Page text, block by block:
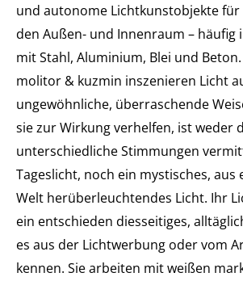
und autonome Lichtkunstobjekte für
den Außen- und Innenraum – häufig
mit Stahl, Aluminium, Blei und Beton.
molitor & kuzmin inszenieren Licht
ungewöhnliche, überraschende
sie zur Wirkung verhelfen, ist weder
unterschiedliche Stimmungen
Tageslicht, noch ein mystisches, aus
Welt herüberleuchtendes Licht. Ihr
ein entschieden diesseitiges,
es aus der Lichtwerbung oder vom
kennen. Sie arbeiten mit weißen